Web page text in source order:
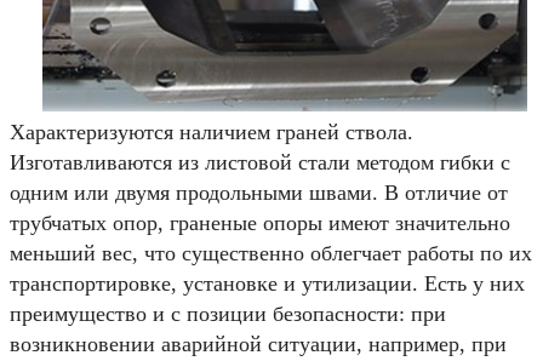
Характеризуются наличием граней ствола.
Изготавливаются из листовой стали методом гибки с
одним или двумя продольными швами. В отличие от
трубчатых опор, граненые опоры имеют значительно
меньший вес, что существенно облегчает работы по их
транспортировке, установке и утилизации. Есть у них
преимущество и с позиции безопасности: при
возникновении аварийной ситуации, например, при